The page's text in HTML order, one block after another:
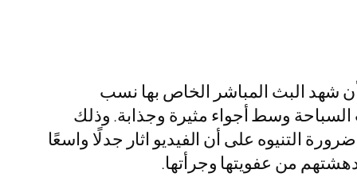
أن شهد البث المباشر الخاص بها نسب
وسط أجواء مثيرة وجذابة. وذلك
التنيوه على أن الفيديو اثار جدلًا واسعًا
من عفويتها وجرأتها.